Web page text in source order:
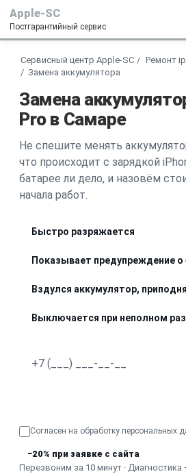
Apple-SC
Постгарантийный сервис
Сервисный центр Apple-SC Ремонт
Замена аккумулятора
Замена
Pro в Самаре
Не спешите менять
что происходит с зарядкой
батарее ли дело, и назовём
начала работ.
Быстро разряжается
Показывает предупреждение о
Вздулся аккумулятор,
Выключается при неполном
Согласен на обработку персональных
−20% при заявке с сайта
Перезвоним за 10 минут · Диагностика